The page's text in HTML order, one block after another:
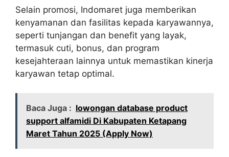
Selain promosi, Indomaret juga memberikan
kenyamanan dan fasilitas kepada karyawannya,
seperti tunjangan dan benefit yang layak,
termasuk cuti, bonus, dan program
kesejahteraan lainnya untuk memastikan kinerja
karyawan tetap optimal.
Baca Juga : lowongan database product
support alfamidi Di Kabupaten Ketapang
Maret Tahun 2025 (Apply Now)